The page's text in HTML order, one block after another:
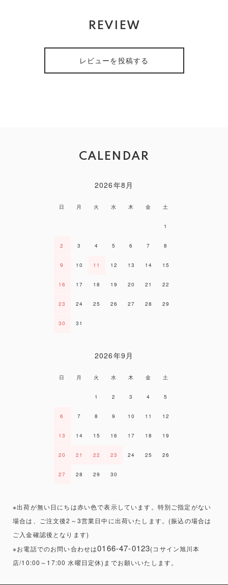
REVIEW
レビューを投稿する
CALENDAR
2026年8月
日 月 火 水 木 金 土
1
2 3 4 5 6 7 8
9 10 11 12 13 14 15
16 17 18 19 20 21 22
23 24 25 26 27 28 29
30 31
2026年9月
日 月 火 水 木 金 土
1 2 3 4 5
6 7 8 9 10 11 12
13 14 15 16 17 18 19
20 21 22 23 24 25 26
27 28 29 30
※出荷が無い日にちは赤い色で表示しています。特別ご指定がない
場合は、ご注文後2～3営業日中に出荷いたします。(振込の場合は
ご入金確認後となります)
※お電話でのお問い合わせは0166-47-0123(コサイン旭川本
店/10:00～17:00 水曜日定休)までお願いいたします。